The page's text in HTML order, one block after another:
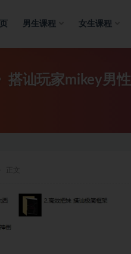
男生课程 女生课程
搭讪玩家mikey男